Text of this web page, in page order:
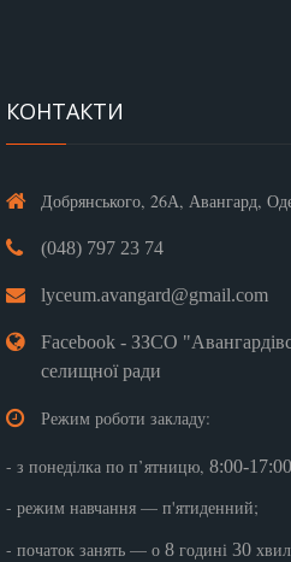
КОНТАКТИ
Добрянського, 26А, Авангард,
(048) 797 23 74
lyceum.avangard@gmail.com
Facebook - ЗЗСО
селищної ради
Режим роботи закладу:
- з понеділка по п’ятницю, 8:00-17:00
- режим навчання — п'ятиденний;
- початок занять — о 8 годині 30